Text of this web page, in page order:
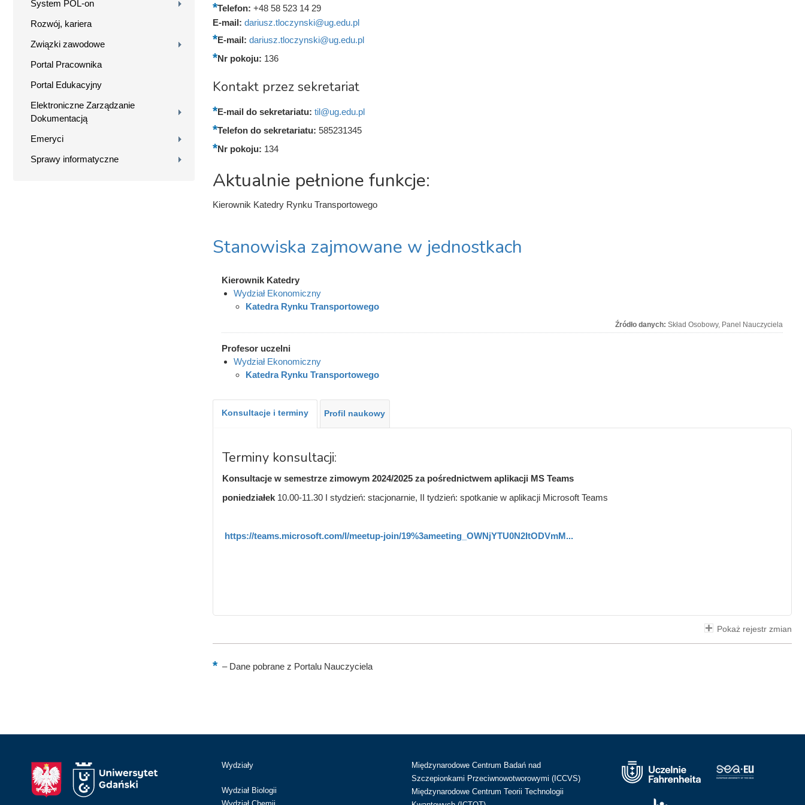
System POL-on
Rozwój, kariera
Związki zawodowe
Portal Pracownika
Portal Edukacyjny
Elektroniczne Zarządzanie
Dokumentacją
Emeryci
Sprawy informatyczne
Telefon: +48 58 523 14 29
E-mail: dariusz.tloczynski@ug.edu.pl
E-mail: dariusz.tloczynski@ug.edu.pl
Nr pokoju: 136
Kontakt przez sekretariat
E-mail do sekretariatu: til@ug.edu.pl
Telefon do sekretariatu: 585231345
Nr pokoju: 134
Aktualnie pełnione funkcje:
Kierownik Katedry Rynku Transportowego
Stanowiska zajmowane w jednostkach
Kierownik Katedry
Wydział Ekonomiczny
Katedra Rynku Transportowego
Źródło danych: Skład Osobowy, Panel Nauczyciela
Profesor uczelni
Wydział Ekonomiczny
Katedra Rynku Transportowego
Konsultacje i terminy Profil naukowy
Terminy konsultacji:
Konsultacje w semestrze zimowym 2024/2025 za pośrednictwem aplikacji MS Teams
poniedziałek 10.00-11.30 I stydzień: stacjonarnie, II tydzień: spotkanie w aplikacji Microsoft Teams
https://teams.microsoft.com/l/meetup-join/19%3ameeting_OWNjYTU0N2ItODVmM...
Pokaż rejestr zmian
–Dane pobrane z Portalu Nauczyciela
Wydziały
Wydział Biologii
Wydział Chemii
Międzynarodowe Centrum Badań nad
Szczepionkami Przeciwnowotworowymi (ICCVS)
Międzynarodowe Centrum Teorii Technologii